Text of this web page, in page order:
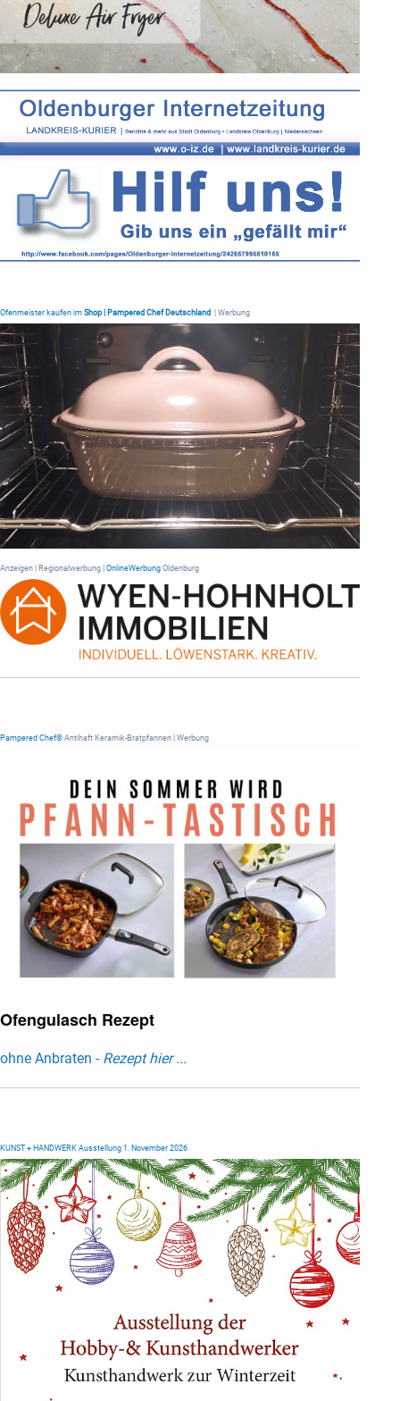
Ofenmeister kaufen im Shop | Pampered Chef Deutschland | Werbung
Anzeigen | Regionalwerbung | OnlineWerbung Oldenburg
Pampered Chef® Antihaft Keramik-Bratpfannen | Werbung
Ofengulasch Rezept
ohne Anbraten - Rezept hier ...
KUNST + HANDWERK Ausstellung 1. November 2026